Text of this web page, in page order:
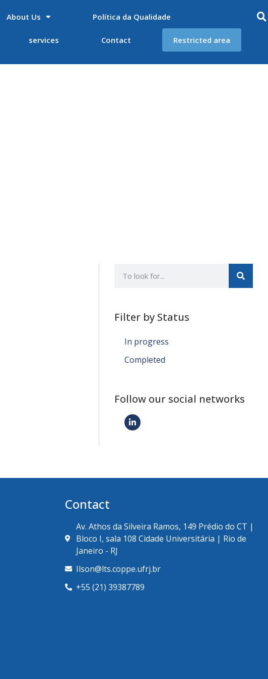
About Us Política da Qualidade
services Contact Restricted area
Filter by Status
In progress
Completed
Follow our social networks
Contact
Av. Athos da Silveira Ramos, 149 Prédio do CT |
Bloco I, sala 108 Cidade Universitária | Rio de
Janeiro - RJ
Ilson@lts.coppe.ufrj.br
+55 (21) 39387789